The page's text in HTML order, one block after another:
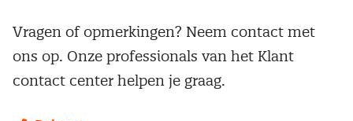
Vragen of opmerkingen? Neem contact met
ons op. Onze professionals van het Klant
contact center helpen je graag.